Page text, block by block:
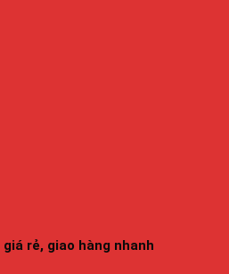
rẻ, giao hàng nhanh